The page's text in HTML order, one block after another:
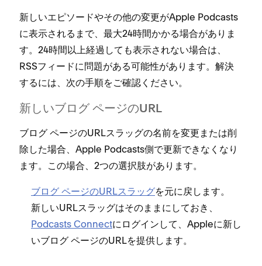
新しいエピソ⁠ードやその他の変更がApple Podcasts
に表示されるまで⁠、最大24時間かかる場合がありま
す⁠。24時間以上経過しても表示されない場合は⁠、
RSSフ⁠ィ⁠ードに問題がある可能性があります⁠。解決
するには⁠、次の手順をご確認ください⁠。
新しいブログ ペ⁠ージのURL
ブログ ペ⁠ージのURLスラ⁠ッグの名前を変更または削
除した場合⁠、Apple Podcasts側で更新できなくなり
ます⁠。この場合⁠、2つの選択肢があります⁠。
ブログ ペ⁠ージのURLスラ⁠ッグを元に戻します⁠。
新しいURLスラ⁠ッグはそのままにしておき⁠、
Podcasts Connectにログインして⁠、Appleに新し
いブログ ペ⁠ージのURLを提供します⁠。